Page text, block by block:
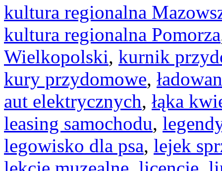
kultura regionalna
kultura regionalna Pomorza
Wielkopolski, kurnik
kury przydomowe,
aut elektrycznych, łąka
leasing samochodu,
legowisko dla psa, lejek